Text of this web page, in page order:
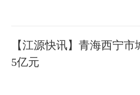
【江源快讯】青海西宁
5亿元